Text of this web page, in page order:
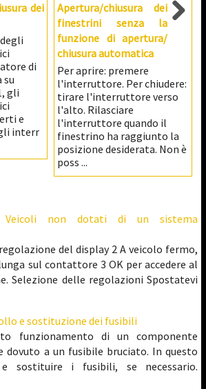
dei
di
su
gli
e
interr
Apertura/chiusura dei
finestrini senza la
funzione di apertura/
chiusura automatica
Per aprire: premere
l'interruttore. Per chiudere:
tirare l'interruttore verso
l'alto. Rilasciare
l'interruttore quando il
finestrino ha raggiunto la
posizione desiderata. Non è
poss ...
Veicoli non dotati di un sistema
del display 2 A veicolo fermo,
sul contattore 3 OK per accedere al
Selezione delle regolazioni Spostatevi
e sostituzione dei fusibili
funzionamento di un componente
dovuto a un fusibile bruciato. In questo
sostituire i fusibili, se necessario.